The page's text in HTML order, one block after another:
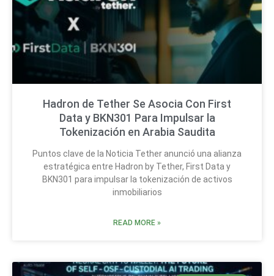
Hadron de Tether Se Asocia Con First
Data y BKN301 Para Impulsar la
Tokenización en Arabia Saudita
Puntos clave de la Noticia Tether anunció una alianza
estratégica entre Hadron by Tether, First Data y
BKN301 para impulsar la tokenización de activos
inmobiliarios
READ MORE »